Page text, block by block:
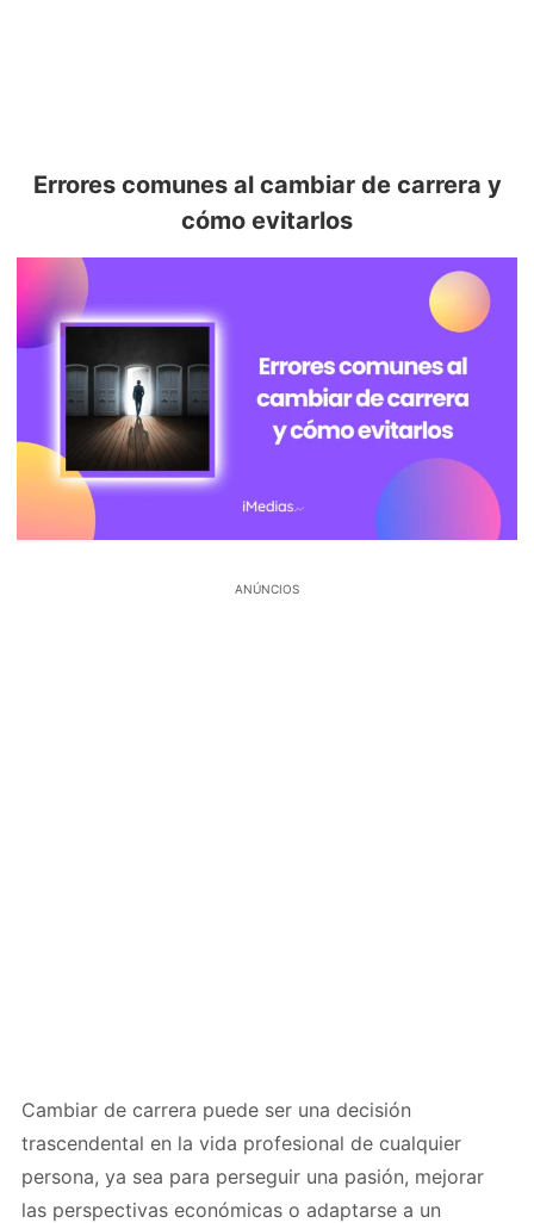
Errores comunes al cambiar de carrera y
cómo evitarlos
ANÚNCIOS
Cambiar de carrera puede ser una decisión
trascendental en la vida profesional de cualquier
persona, ya sea para perseguir una pasión, mejorar
las perspectivas económicas o adaptarse a un